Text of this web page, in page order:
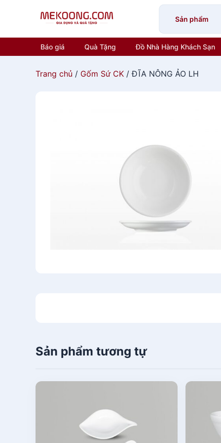
Sản phẩm
Báo giá Quà Tặng Đồ Nhà Hàng Khách Sạn
Trang chủ / Gốm Sứ CK / ĐĨA NÔNG ẢO LH
Sản phẩm tương tự